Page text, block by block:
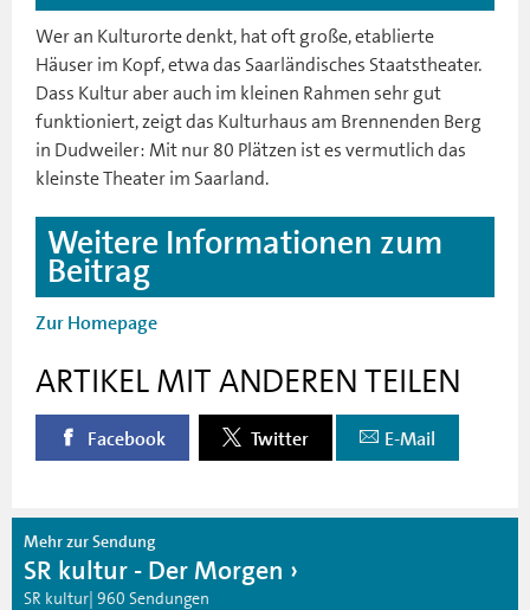
Wer an Kulturorte denkt, hat oft große, etablierte
Häuser im Kopf, etwa das Saarländisches Staatstheater.
Dass Kultur aber auch im kleinen Rahmen sehr gut
funktioniert, zeigt das Kulturhaus am Brennenden Berg
in Dudweiler: Mit nur 80 Plätzen ist es vermutlich das
kleinste Theater im Saarland.
Weitere Informationen zum
Beitrag
Zur Homepage
ARTIKEL MIT ANDEREN TEILEN
Facebook Twitter E-Mail
Mehr zur Sendung
SR kultur - Der Morgen
SR kultur| 960 Sendungen